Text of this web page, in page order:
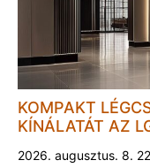
KOMPAKT
KÍNÁLATÁT AZ
2026. augusztus. 8.